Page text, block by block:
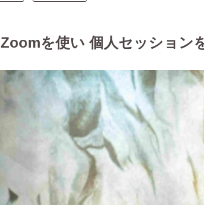
Zoomを使い 個人セッション